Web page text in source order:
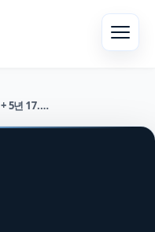
토공공사업 양도양수 — 1997년 설립 + 5년 17.95억 (매물 2863)